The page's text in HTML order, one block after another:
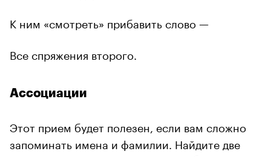
К ним «смотреть» прибавить слово —
Все спряжения второго.
Ассоциации
Этот прием будет полезен, если вам сложно
запоминать имена и фамилии. Найдите две